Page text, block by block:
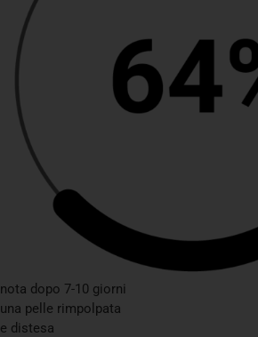
nota dopo 7-10 giorni
una pelle rimpolpata
e distesa